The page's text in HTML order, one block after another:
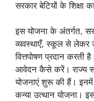
सरकार बेटियों के शिक्षा
इस योजना के अंतर्गत,
व्यवस्थाएँ, स्कूल से
वित्तपोषण प्रदान करती
आवेदन कैसे करें। राज्य
योजनाएं शुरू की हैं।
कन्या उत्थान योजना।